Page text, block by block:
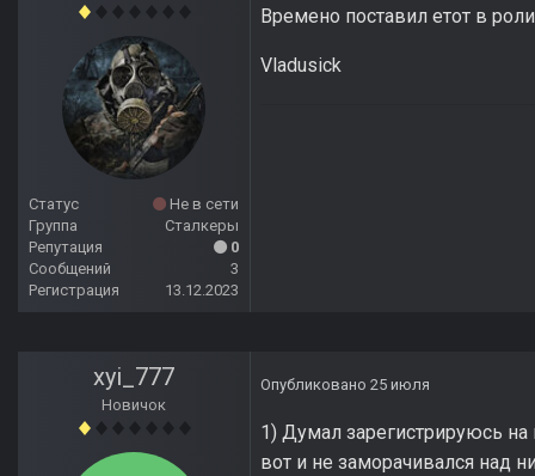
Статус
Не в сети
Группа
Сталкеры
Репутация
0
Сообщений
3
Регистрация
13.12.2023
Времено поставил етот в
Vladusick
xyi_777
Новичок
Опубликовано 25 июля
1) Думал зарегистрируюсь
вот и не заморачивался над